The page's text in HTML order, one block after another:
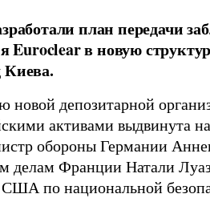
план передачи
Euroclear в новую
новой депозитарной
активами выдвинута
обороны Германии
делам Франции Натали
по национальной